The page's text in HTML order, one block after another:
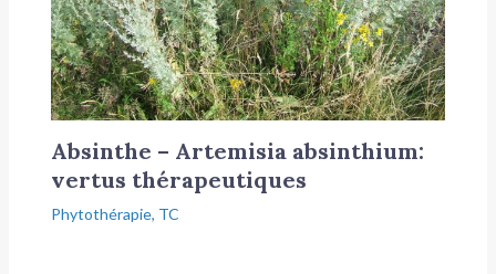
Absinthe – Artemisia absinthium:
vertus thérapeutiques
Phytothérapie, TC